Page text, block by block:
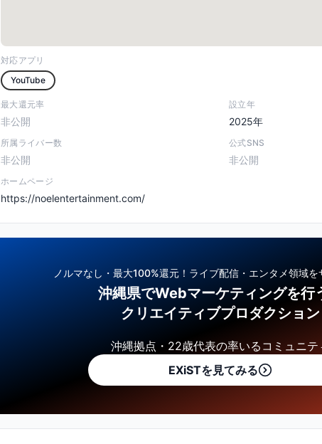
対応アプリ
YouTube
最大還元率
非公開
設立年
2025年
所属ライバー数
非公開
公式SNS
非公開
ホームページ
https://noelentertainment.com/
ノルマなし・最大100%還元！ ライブ配信・エンタメ領域を
沖縄県でWebマーケティングを行
クリエイティブプロダクション
沖縄拠点・22歳代表の率いるコミュニテ
EXiSTを見てみる